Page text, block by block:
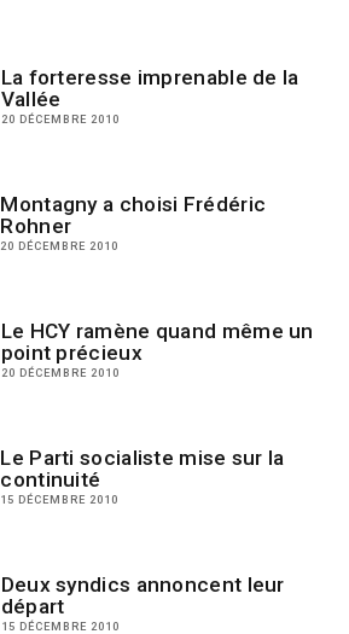
La forteresse imprenable de la
Vallée
20 DÉCEMBRE 2010
Montagny a choisi Frédéric
Rohner
20 DÉCEMBRE 2010
Le HCY ramène quand même un
point précieux
20 DÉCEMBRE 2010
Le Parti socialiste mise sur la
continuité
15 DÉCEMBRE 2010
Deux syndics annoncent leur
départ
15 DÉCEMBRE 2010